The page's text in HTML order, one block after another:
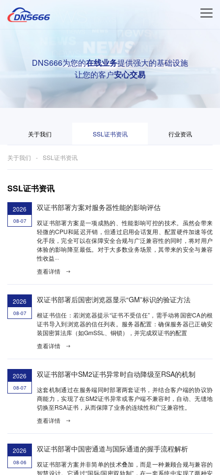
DNS666为您的在线业务提供强大的基础设施
让您的客户安心交易
关于我们 SSL证书资讯 行业资讯
关于我们 SSL证书资讯
SSL证书资讯
2026
08-07
双证书部署方案对服务器性能的影响评估
双证书部署方案是一项成熟的、性能影响可控的技术。虽然会带来
轻微的CPU和延迟开销，但通过启用会话复用、配置硬件加速等优
化手段，完全可以在保障安全合规与广泛兼容性的同时，将对用户
体验的影响降至最低。对于大多数业务场景，其带来的安全与兼容
性收益···
查看详情
2026
08-07
双证书部署后国密浏览器显示“GM”标识的验证方法
根证书信任：若浏览器提示“证书不受信任”，需手动将国密CA的根
证书导入到浏览器的信任列表。服务器配置：确保服务器已正确安
装国密算法库（如GmSSL、铜锁），并完成双证书的配置
查看详情
2026
08-07
双证书部署中SM2证书异常时自动降级至RSA的机制
这套机制通过在服务端同时部署两套证书，并结合客户端的协议协
商能力，实现了在SM2证书异常或客户端不兼容时，自动、无缝地
切换至RSA证书，从而保障了业务的连续性和广泛兼容性。
查看详情
2026
08-06
双证书部署中国密通道与国际通道的握手流程解析
双证书部署方案并非简单的技术叠加，而是一种兼顾合规与兼容的
智慧设计。它通过“国际/国密双轨制”，在一套系统中实现了两种安